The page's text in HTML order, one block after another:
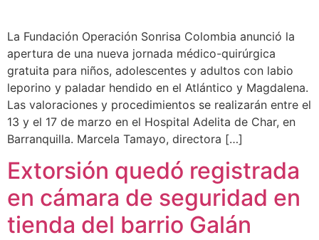
La Fundación Operación Sonrisa Colombia anunció la
apertura de una nueva jornada médico-quirúrgica
gratuita para niños, adolescentes y adultos con labio
leporino y paladar hendido en el Atlántico y Magdalena.
Las valoraciones y procedimientos se realizarán entre el
13 y el 17 de marzo en el Hospital Adelita de Char, en
Barranquilla. Marcela Tamayo, directora […]
Extorsión quedó registrada
en cámara de seguridad en
tienda del barrio Galán